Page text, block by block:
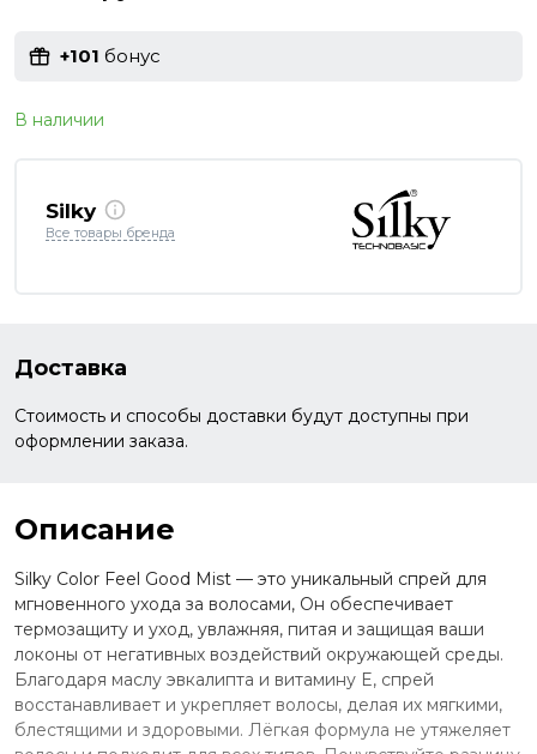
+101 бонус
В наличии
Silky
Все товары бренда
Доставка
Стоимость и способы доставки будут доступны при
оформлении заказа.
Описание
Silky Color Feel Good Mist — это уникальный спрей для
мгновенного ухода за волосами, Он обеспечивает
термозащиту и уход, увлажняя, питая и защищая ваши
локоны от негативных воздействий окружающей среды.
Благодаря маслу эвкалипта и витамину E, спрей
восстанавливает и укрепляет волосы, делая их мягкими,
блестящими и здоровыми. Лёгкая формула не утяжеляет